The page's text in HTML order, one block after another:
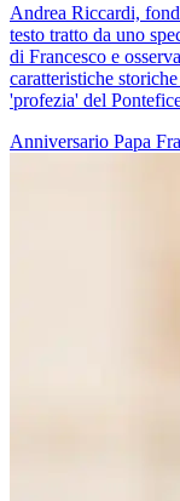
Andrea Riccardi,
testo tratto da uno
di Francesco e
caratteristiche
'profezia' del
Anniversario Papa